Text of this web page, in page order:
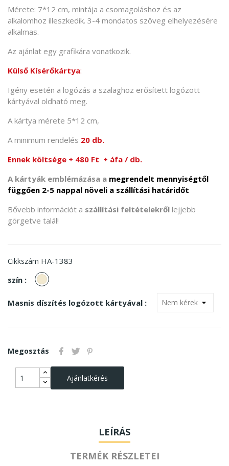
Mérete: 7*12 cm, mintája a csomagoláshoz és az
alkalomhoz illeszkedik. 3-4 mondatos szöveg elhelyezésére
alkalmas.
Az ajánlat egy grafikára vonatkozik.
Külső Kísérőkártya:
Igény esetén a logózás a szalaghoz erősített logózott
kártyával oldható meg.
A kártya mérete 5*12 cm,
A minimum rendelés 20 db.
Ennek költsége + 480 Ft + áfa / db.
A kártyák emblémázása a megrendelt mennyiségtől
függően 2-5 nappal növeli a szállítási határidőt
Bővebb információt a szállítási feltételekről lejjebb
görgetve talál!
Cikkszám HA-1383
szín :
Natúr
Masnis díszítés logózott kártyával :
Megosztás
Ajánlatkérés
LEÍRÁS
TERMÉK RÉSZLETEI